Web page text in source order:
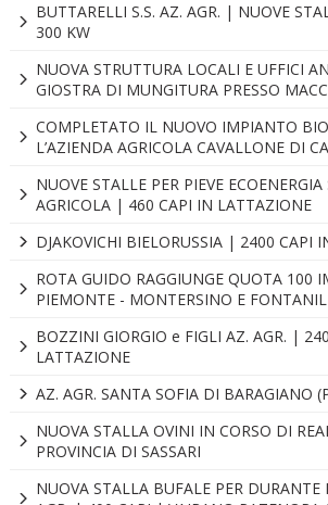
BUTTARELLI S.S. AZ. AGR. | NUOVE
300 KW
NUOVA STRUTTURA LOCALI E UFFICI
GIOSTRA DI MUNGITURA PRESSO
COMPLETATO IL NUOVO IMPIANTO
L’AZIENDA AGRICOLA CAVALLONE DI
NUOVE STALLE PER PIEVE ECOENERGIA
AGRICOLA | 460 CAPI IN LATTAZIONE
DJAKOVICHI BIELORUSSIA | 2400 CAPI
ROTA GUIDO RAGGIUNGE QUOTA 100
PIEMONTE - MONTERSINO E
BOZZINI GIORGIO e FIGLI AZ. AGR. |
LATTAZIONE
AZ. AGR. SANTA SOFIA DI BARAGIANO
NUOVA STALLA OVINI IN CORSO DI
PROVINCIA DI SASSARI
NUOVA STALLA BUFALE PER